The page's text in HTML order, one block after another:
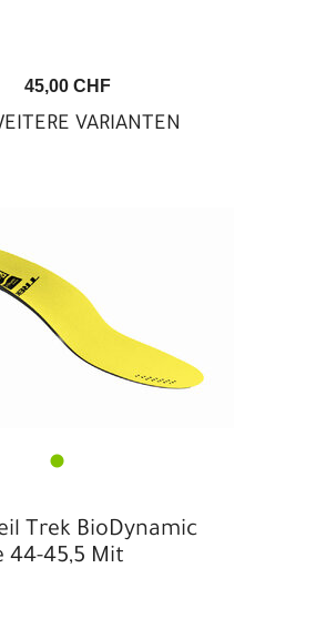
45,00 CHF
VARIANTEN
Trek BioDynamic
44-45,5 Mit